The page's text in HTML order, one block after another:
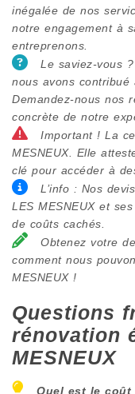
inégalée de nos
notre engagement à
entreprenons.
Le saviez-vous
nous avons contribué
Demandez-nous nos
concrète de notre
Important ! La
MESNEUX. Elle
clé pour accéder à
L’info : Nos
LES MESNEUX et
de coûts cachés.
Obtenez votre
comment nous
MESNEUX !
Questions
rénovation
MESNEUX
Quel est le coût